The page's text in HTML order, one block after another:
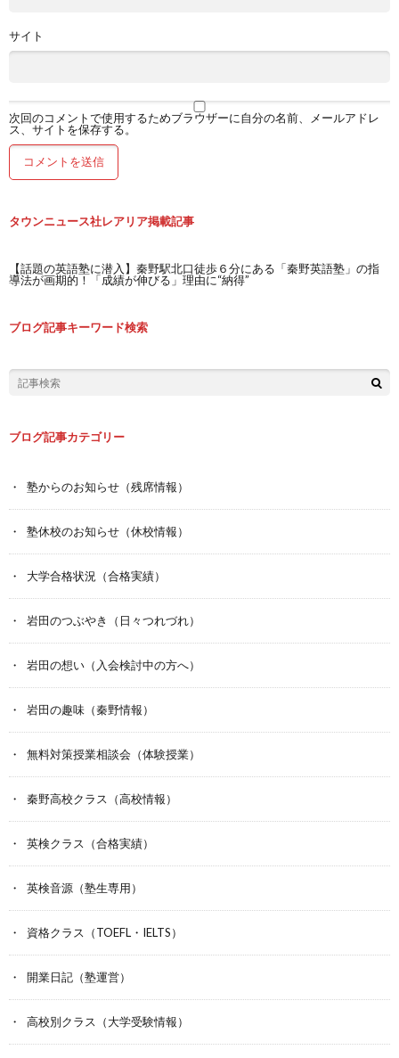
サイト
次回のコメントで使用するためブラウザーに自分の名前、メールアドレ
ス、サイトを保存する。
タウンニュース社レアリア掲載記事
【話題の英語塾に潜入】秦野駅北口徒歩６分にある「秦野英語塾」の指
導法が画期的！「成績が伸びる」理由に“納得”
ブログ記事キーワード検索
ブログ記事カテゴリー
塾からのお知らせ（残席情報）
塾休校のお知らせ（休校情報）
大学合格状況（合格実績）
岩田のつぶやき（日々つれづれ）
岩田の想い（入会検討中の方へ）
岩田の趣味（秦野情報）
無料対策授業相談会（体験授業）
秦野高校クラス（高校情報）
英検クラス（合格実績）
英検音源（塾生専用）
資格クラス（TOEFL・IELTS）
開業日記（塾運営）
高校別クラス（大学受験情報）